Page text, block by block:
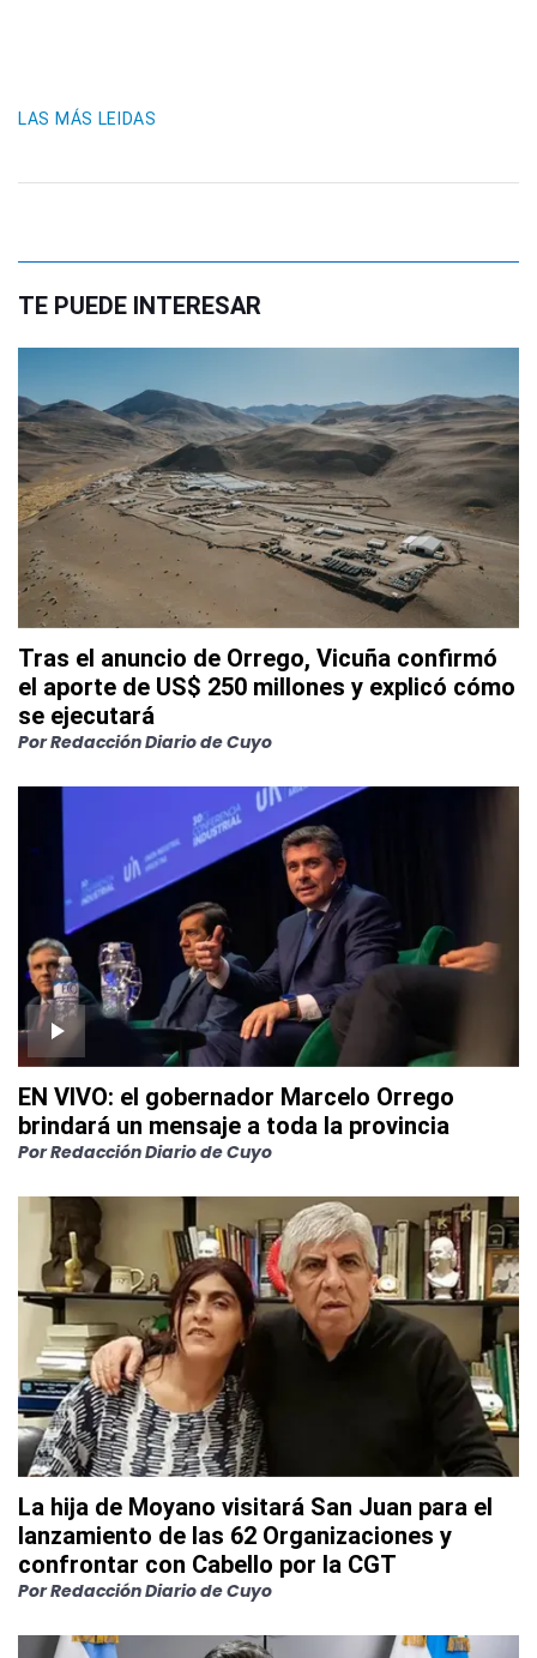
LAS MÁS LEIDAS
TE PUEDE INTERESAR
Tras el anuncio de Orrego, Vicuña confirmó
el aporte de US$ 250 millones y explicó cómo
se ejecutará
PorRedacción Diario de Cuyo
EN VIVO: el gobernador Marcelo Orrego
brindará un mensaje a toda la provincia
PorRedacción Diario de Cuyo
La hija de Moyano visitará San Juan para el
lanzamiento de las 62 Organizaciones y
confrontar con Cabello por la CGT
PorRedacción Diario de Cuyo